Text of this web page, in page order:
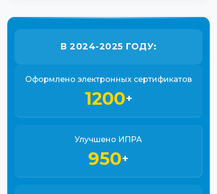
В 2024-2025 ГОДУ:
Оформлено электронных сертификатов
1200+
Улучшено ИПРА
950+